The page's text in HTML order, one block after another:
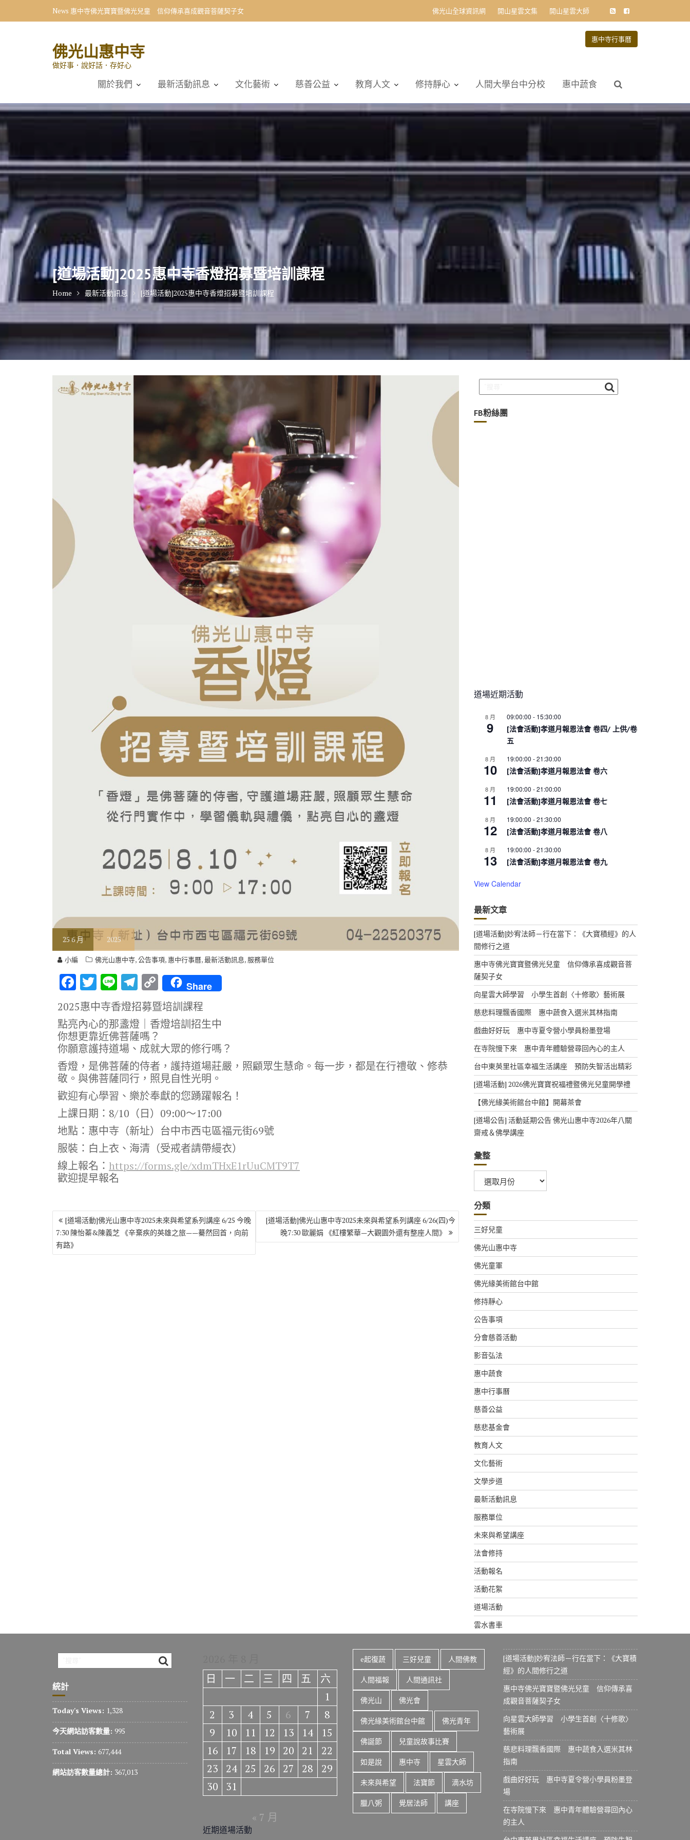
News 惠中寺佛光寶寶暨佛光兒童 信仰傳承喜成觀音菩薩契子女 佛光山全球資訊網 開山星雲文集 開山星雲大師
佛光山惠中寺
做好事．說好話．存好心
惠中寺行事曆
關於我們 最新活動訊息 文化藝術 慈善公益 教育人文 修持靜心 人間大學台中分校 惠中蔬食
[道場活動]2025惠中寺香燈招募暨培訓課程
Home 最新活動訊息 [道場活動]2025惠中寺香燈招募暨培訓課程
256 月 2025
小編 佛光山惠中寺,公告事項, 惠中行事曆,最新活動訊息, 服務單位
F
ac
e
b
o
o
k
T
w
it
te
r
Li
n
e
T
el
e
gr
a
m
C
o
p
y
Li
n
k
Share
2025惠中寺香燈招募暨培訓課程
點亮內心的那盞燈｜香燈培訓招生中
你想更靠近佛菩薩嗎？
你願意護持道場、成就大眾的修行嗎？
香燈，是佛菩薩的侍者，護持道場莊嚴，照顧眾生慧命。每一步，都是在行禮敬、修恭
敬。與佛菩薩同行，照見自性光明。
歡迎有心學習、樂於奉獻的您踴躍報名！
上課日期：8/10（日）09:00～17:00
地點：惠中寺（新址）台中市西屯區福元街69號
服裝：白上衣、海清（受戒者請帶縵衣）
線上報名： https://forms.gle/xdmTHxE1rUuCMT9T7
歡迎提早報名
文
章
導
覽
[道場活動]佛光山惠中寺2025未來與希望系列講座 6/25 今晚
7:30 陳怡蓁&陳義芝 《辛棄疾的英雄之旅——驀然回首，向前
有路》
[道場活動]佛光山惠中寺2025未來與希望系列講座 6/26(四)今
晚7:30 歐麗娟 《紅樓繁華—大觀園外還有整座人間》
FB粉絲團
道場近期活動
8 月
9
09:00:00 - 15:30:00
[法會活動]孝道月報恩法會 卷四/ 上供/卷
五
8 月
10
19:00:00 -21:30:00
[法會活動]孝道月報恩法會 卷六
8 月
11
19:00:00 -21:00:00
[法會活動]孝道月報恩法會 卷七
8 月
12
19:00:00 -21:30:00
[法會活動]孝道月報恩法會 卷八
8 月
13
19:00:00 -21:30:00
[法會活動]孝道月報恩法會 卷九
View Calendar
最新文章
[道場活動]妙宥法師－行在當下：《大寶積經》的人
間修行之道
惠中寺佛光寶寶暨佛光兒童 信仰傳承喜成觀音菩
薩契子女
向星雲大師學習 小學生首創〈十修歌〉藝術展
慈悲料理飄香國際 惠中蔬食入選米其林指南
戲曲好好玩 惠中寺夏令營小學員粉墨登場
在寺院慢下來 惠中青年體驗營尋回內心的主人
台中東英里社區幸福生活講座 預防失智活出精彩
[道場活動] 2026佛光寶寶祝福禮暨佛光兒童開學禮
【佛光緣美術館台中館】開幕茶會
[道場公告] 活動延期公告 佛光山惠中寺2026年八關
齋戒＆佛學講座
彙整
整
分類
三好兒童
佛光山惠中寺
佛光童軍
佛光緣美術館台中館
修持靜心
公告事項
分會慈善活動
影音弘法
惠中蔬食
惠中行事曆
慈善公益
慈悲基金會
教育人文
文化藝術
文學步道
最新活動訊息
服務單位
未來與希望講座
法會修持
活動報名
活動花絮
道場活動
雲水書車
統計
Today's Views: 1,328
今天網站訪客數量: 995
Total Views: 677,444
網站訪客數量總計: 367,013
日
一 二 三 四 五
六
1
2
3 4 5 6 7
8
9
10 11 12 13 14
15
16
17 18 19 20 21
22
23
24 25 26 27 28
29
30
31
« 7 月
近期道場活動
e起復蔬 三好兒童 人間佛教
人間福報 人間通訊社
佛光山 佛光會
佛光緣美術館台中館 佛光青年
佛誕節 兒童說故事比賽
如是說 惠中寺 星雲大師
未來與希望 法寶節 滴水坊
臘八粥 覺居法師 講座
[道場活動]妙宥法師－行在當下：《大寶積
經》的人間修行之道
惠中寺佛光寶寶暨佛光兒童 信仰傳承喜
成觀音菩薩契子女
向星雲大師學習 小學生首創〈十修歌〉
藝術展
慈悲料理飄香國際 惠中蔬食入選米其林
指南
戲曲好好玩 惠中寺夏令營小學員粉墨登
場
在寺院慢下來 惠中青年體驗營尋回內心
的主人